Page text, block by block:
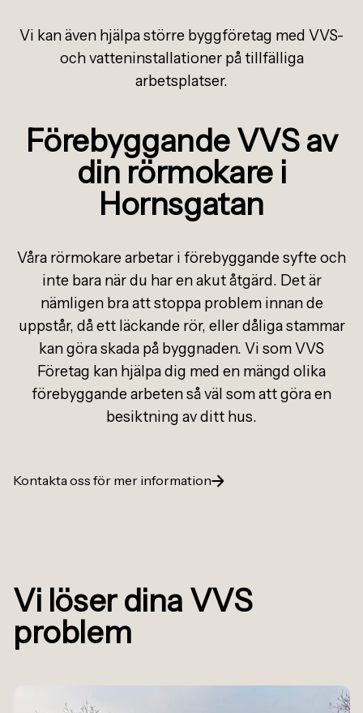
Vi kan även hjälpa större byggföretag med VVS-
och vatteninstallationer på tillfälliga
arbetsplatser.
Förebyggande VVS av
din rörmokare i
Hornsgatan
Våra rörmokare arbetar i förebyggande syfte och
inte bara när du har en akut åtgärd. Det är
nämligen bra att stoppa problem innan de
uppstår, då ett läckande rör, eller dåliga stammar
kan göra skada på byggnaden. Vi som VVS
Företag kan hjälpa dig med en mängd olika
förebyggande arbeten så väl som att göra en
besiktning av ditt hus.
Kontakta oss för mer information
Vi löser dina VVS
problem